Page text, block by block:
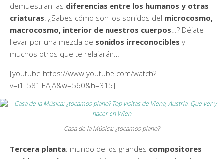
demuestran las diferencias entre los humanos y otras
criaturas . ¿Sabes cómo son los sonidos del microcosmo,
macrocosmo, interior de nuestros cuerpos …? Déjate
llevar por una mezcla de sonidos irreconocibles y
muchos otros que te relajarán…
[youtube https://www.youtube.com/watch?
v=i1_581iEAjA&w=560&h=315]
Casa de la Música: ¿tocamos piano?
Tercera planta: mundo de los grandes compositores